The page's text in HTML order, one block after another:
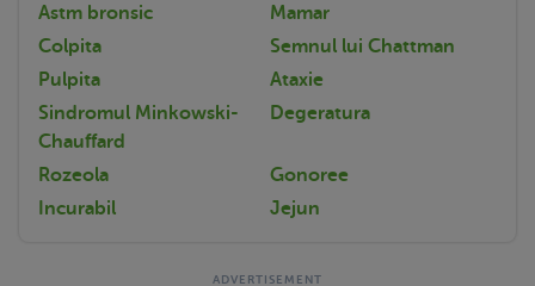
Astm bronsic
Mamar
Colpita
Semnul lui Chattman
Pulpita
Ataxie
Sindromul Minkowski-
Chauffard
Degeratura
Rozeola
Gonoree
Incurabil
Jejun